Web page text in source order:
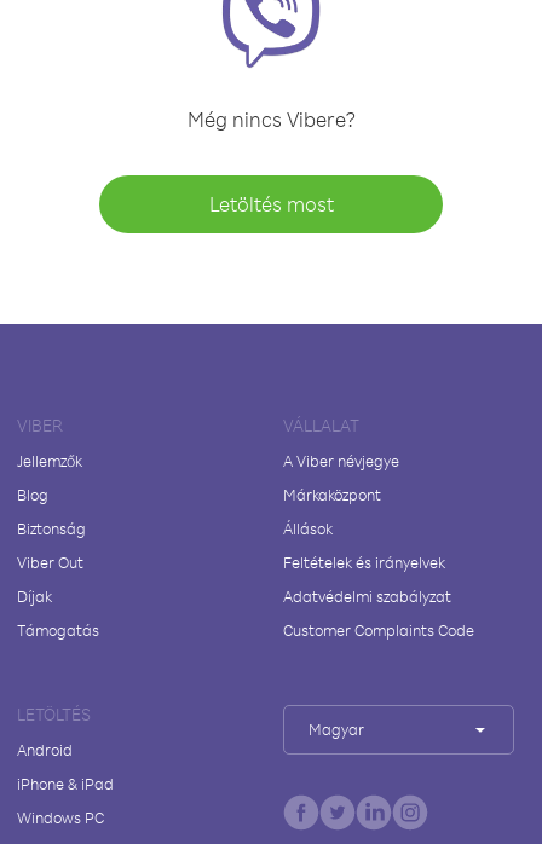
Még nincs Vibere?
Letöltés most
VIBER
Jellemzők
Blog
Biztonság
Viber Out
Díjak
Támogatás
VÁLLALAT
A Viber névjegye
Márkaközpont
Állások
Feltételek és irányelvek
Adatvédelmi szabályzat
Customer Complaints Code
LETÖLTÉS
Android
iPhone & iPad
Windows PC
Magyar